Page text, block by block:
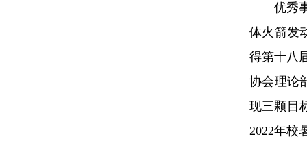
优秀
体火箭发
得第十八
协会理论
现三颗目
2022年校